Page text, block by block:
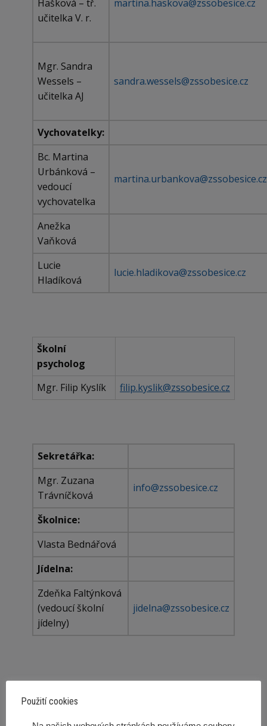
Hašková – tř.
učitelka V. r.
martina.haskova@zssobesice.cz
Mgr. Sandra
Wessels –
učitelka AJ
sandra.wessels@zssobesice.cz
Vychovatelky:
Bc. Martina
Urbánková –
vedoucí
vychovatelka
martina.urbankova@zssobesice.cz
Anežka
Vaňková
Lucie
Hladíková
lucie.hladikova@zssobesice.cz
Školní
psycholog
Mgr. Filip Kyslík
filip.kyslik@zssobesice.cz
Sekretářka:
Mgr. Zuzana
Trávníčková
info@zssobesice.cz
Školnice:
Vlasta Bednářová
Jídelna:
Zdeňka Faltýnková
(vedoucí školní
jídelny)
jidelna@zssobesice.cz
Použití cookies